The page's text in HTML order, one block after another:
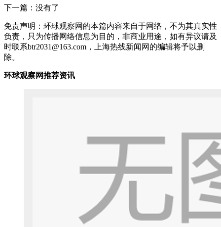
下一篇：没有了
免责声明：环球观察网的本篇内容来自于网络，不为其真实性
负责，只为传播网络信息为目的，非商业用途，如有异议请及
时联系btr2031@163.com，上海热线新闻网的编辑将予以删
除。
环球观察网推荐资讯